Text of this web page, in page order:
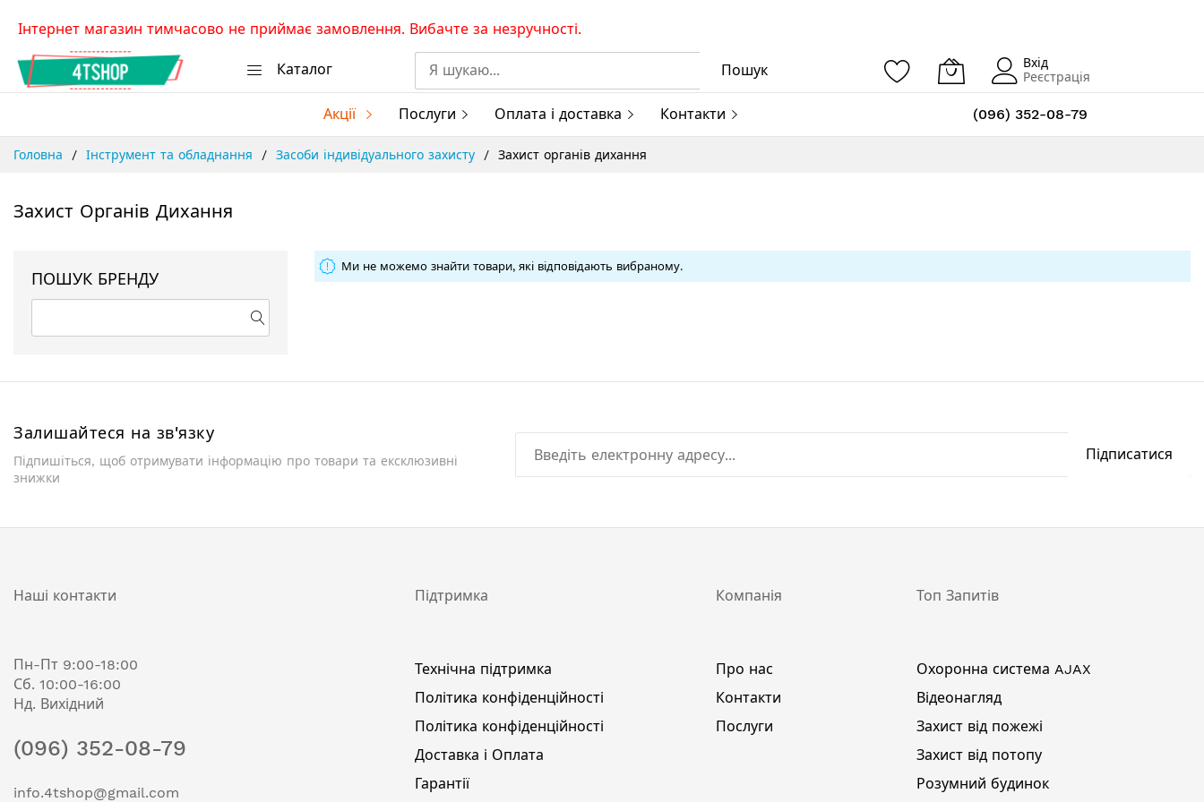
Skip
Content
Інтернет магазин тимчасово не приймає замовлення. Вибачте за незручності.
Каталог Пошук
Вхід
Реєстрація
Акції Послуги Оплата і доставка Контакти (096) 352-08-79
Головна Інструмент та обладнання Засоби індивідуального захисту Захист органів дихання
Захист Органів Дихання
Ми не можемо знайти товари, які відповідають вибраному.
ПОШУК БРЕНДУ
Залишайтеся на зв'язку
Підпишіться, щоб отримувати інформацію про товари та ексклюзивні
знижки
Підписатися
Наші контакти
Пн-Пт 9:00-18:00
Сб. 10:00-16:00
Нд. Вихідний
(096) 352-08-79
info.4tshop@gmail.com
Підтримка
Технічна підтримка
Політика конфіденційності
Політика конфіденційності
Доставка і Оплата
Гарантії
Компанія
Про нас
Контакти
Послуги
Топ Запитів
Охоронна система AJAX
Відеонагляд
Захист від пожежі
Захист від потопу
Розумний будинок